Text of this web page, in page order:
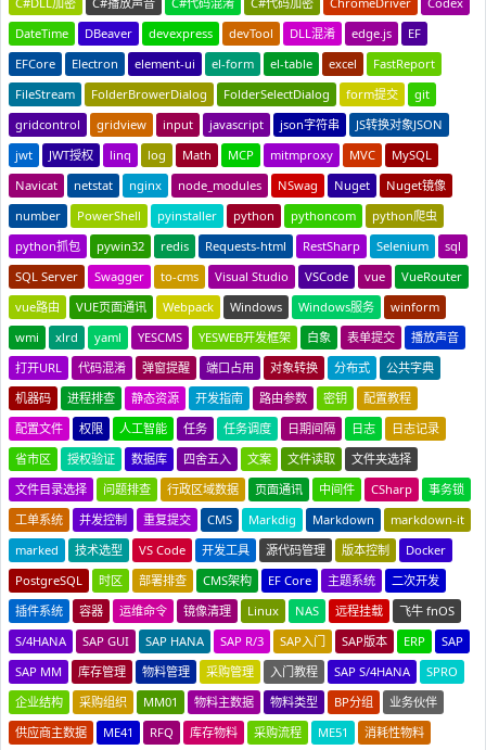
DateTime
DBeaver devexpress devTool DLL混淆 edge.js
EF
EFCore
Electron element-ui el-form el-table excel
FastReport
FileStream
FolderBrowerDialog FolderSelectDialog form提交
git
gridcontrol
gridview input javascript json字符串
JS转换对象JSON
jwt
JWT授权 linq log Math MCP mitmproxy MVC
MySQL
Navicat
netstat nginx node_modules NSwag Nuget
Nuget镜像
number
PowerShell pyinstaller python pythoncom
python爬虫
python抓包
pywin32 redis Requests-html RestSharp Selenium
sql
SQL Server
Swagger to-cms Visual Studio VSCode vue
VueRouter
vue路由
VUE页面通讯 Webpack Windows Windows服务
winform
wmi
xlrd yaml YESCMS YESWEB开发框架 白象 表单提交
播放声音
打开URL
代码混淆 弹窗提醒 端口占用 对象转换 分布式
公共字典
机器码
进程排查 静态资源 开发指南 路由参数 密钥
配置教程
配置文件
权限 人工智能 任务 任务调度 日期间隔 日志
日志记录
省市区
授权验证 数据库 四舍五入 文案 文件读取
文件夹选择
文件目录选择
问题排查 行政区域数据 页面通讯 中间件 CSharp
事务锁
工单系统
并发控制 重复提交 CMS Markdig Markdown
markdown-it
marked
技术选型 VS Code 开发工具 源代码管理 版本控制
Docker
PostgreSQL
时区 部署排查 CMS架构 EF Core 主题系统
二次开发
插件系统
容器 运维命令 镜像清理 Linux NAS 远程挂载
飞牛 fnOS
S/4HANA
SAP GUI SAP HANA SAP R/3 SAP入门 SAP版本 ERP
SAP
SAP MM
库存管理 物料管理 采购管理 入门教程 SAP S/4HANA
SPRO
企业结构
采购组织 MM01 物料主数据 物料类型 BP分组
业务伙伴
供应商主数据
ME41 RFQ 库存物料 采购流程 ME51
消耗性物料